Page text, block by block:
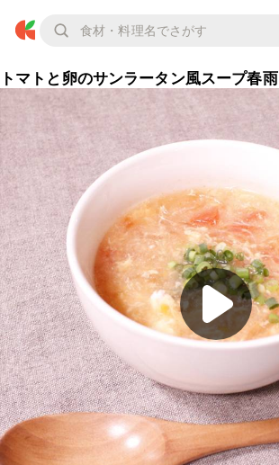
トマトと卵のサンラータン風スープ春雨